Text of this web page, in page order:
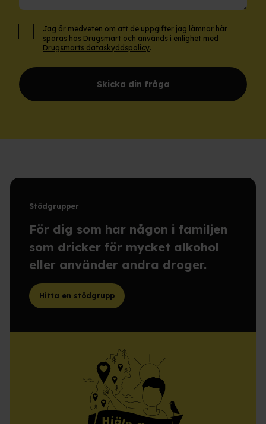
Jag är medveten om att de uppgifter jag lämnar här
sparas hos Drugsmart och används i enlighet med
Drugsmarts dataskyddspolicy.
Skicka din fråga
Stödgrupper
För dig som har någon i familjen
som dricker för mycket alkohol
eller använder andra droger.
Hitta en stödgrupp